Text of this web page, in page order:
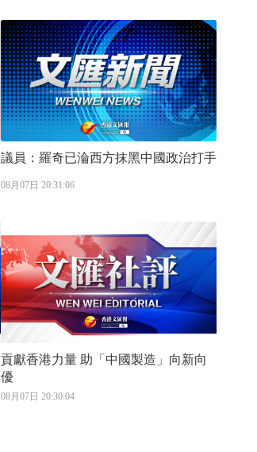
議員：羅奇已淪西方抹黑中國政治打手
08月07日 20:31:06
貢獻香港力量 助「中國製造」向新向
優
08月07日 20:30:04